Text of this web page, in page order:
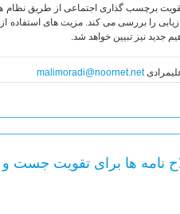
تقویت برچسب گذاری اجتماعی از طریق
را بررسی می کند. مزیت های
جدید نیز تبیین خواهد شد.
malimoradi@noornet.net
نامه ها برای تقویت جست